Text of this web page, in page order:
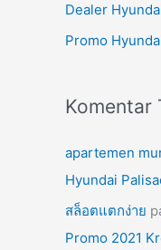
k
:
Dealer
Promo
Komentar
apartemen
Hyundai
สล็อตแตกง่าย
Promo 2021